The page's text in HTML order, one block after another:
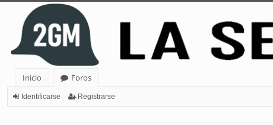
Inicio
Foros
Identificarse Registrarse